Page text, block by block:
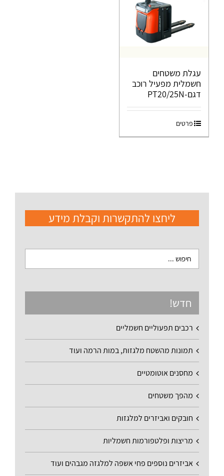
עגלת משטחים
חשמלית מפעיל רוכב
דגם-PT20/25N
פרטים
ליחצו להתקשרות וקבלת מידע
חדש!
רכבים תפעוליים חשמליים
תמונות מהשטח מלגזות, במות הרמה ועוד
מחסנים אוטומטיים
מהפך משטחים
חובקים ואביזרים למלגזות
מריצות ופלטפורמות חשמליות
אביזרים נוספים פחי אשפה למלגזה מגבהים ועוד